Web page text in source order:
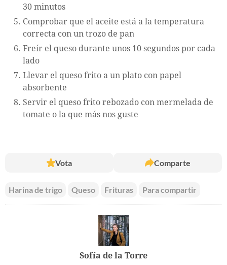
30 minutos
Comprobar que el aceite está a la temperatura
correcta con un trozo de pan
Freír el queso durante unos 10 segundos por cada
lado
Llevar el queso frito a un plato con papel
absorbente
Servir el queso frito rebozado con mermelada de
tomate o la que más nos guste
Vota Comparte
Harina de trigo Queso Frituras Para compartir
Sofía de la Torre